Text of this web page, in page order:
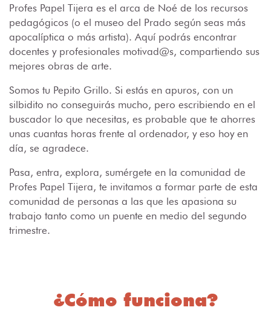
Profes Papel Tijera es el arca de Noé de los recursos
pedagógicos (o el museo del Prado según seas más
apocalíptica o más artista). Aquí podrás encontrar
docentes y profesionales motivad@s, compartiendo sus
mejores obras de arte.
Somos tu Pepito Grillo. Si estás en apuros, con un
silbidito no conseguirás mucho, pero escribiendo en el
buscador lo que necesitas, es probable que te ahorres
unas cuantas horas frente al ordenador, y eso hoy en
día, se agradece.
Pasa, entra, explora, sumérgete en la comunidad de
Profes Papel Tijera, te invitamos a formar parte de esta
comunidad de personas a las que les apasiona su
trabajo tanto como un puente en medio del segundo
trimestre.
¿Cómo funciona?